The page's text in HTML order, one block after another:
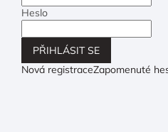
Heslo
PŘIHLÁSIT SE
Nová registraceZapomenuté